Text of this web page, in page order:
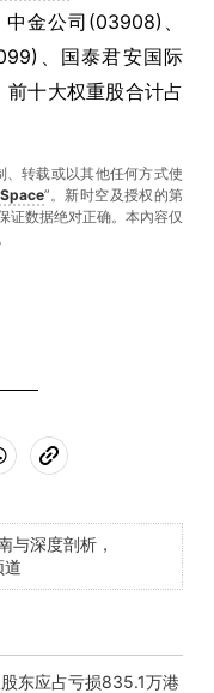
中金公司 (03908) 、
、国泰君安国际
前十大权重股合计占
转载或以其他任何方式使
”。新时空及授权的第
证数据绝对正确。本內容仅
与深度剖析，
道
东应占亏损835.1万港